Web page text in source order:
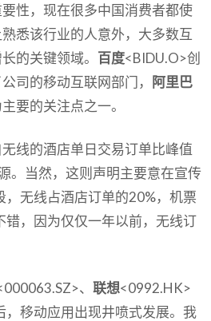
性，现在很多中国消费者都使
悉该行业的人意外，大多数互
的关键领域。 百度<BIDU.O>创
司的移动互联网部门， 阿里巴
要的关注点之一。
线的酒店单日交易订单比峰值
。当然，这则声明主要意在宣传
无线占酒店订单的20%，机票
，因为仅仅一年以前，无线订
、 联想<0992.HK>
移动应用出现井喷式发展。我